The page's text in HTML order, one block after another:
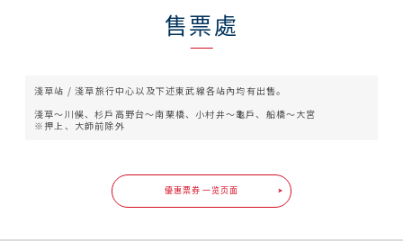
售票處
淺草站 / 淺草旅行中心以及下述東武線各站內均有出售。
淺草〜川俁、杉戶高野台〜南栗橋、小村井〜龜戶、船橋〜大宮
※押上、大師前除外
優惠票券 一览页面